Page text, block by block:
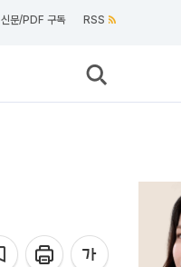
신문/PDF 구독 RSS